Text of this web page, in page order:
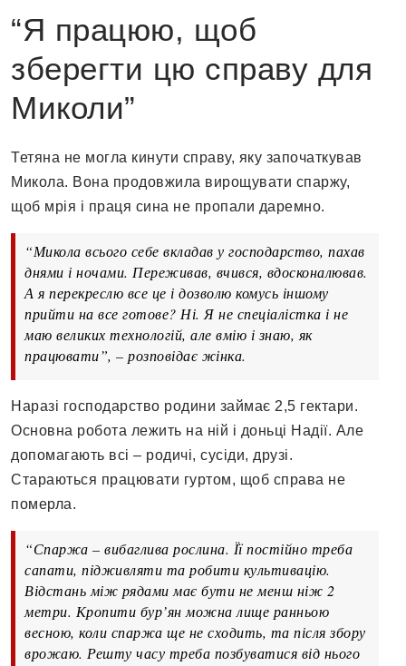
“Я працюю, щоб
зберегти цю справу для
Миколи”
Тетяна не могла кинути справу, яку започаткував
Микола. Вона продовжила вирощувати спаржу,
щоб мрія і праця сина не пропали даремно.
“Микола всього себе вкладав у господарство, пахав
днями і ночами. Переживав, вчився, вдосконалював.
А я перекреслю все це і дозволю комусь іншому
прийти на все готове? Ні. Я не спеціалістка і не
маю великих технологій, але вмію і знаю, як
працювати”, – розповідає жінка.
Наразі господарство родини займає 2,5 гектари.
Основна робота лежить на ній і доньці Надії. Але
допомагають всі – родичі, сусіди, друзі.
Стараються працювати гуртом, щоб справа не
померла.
“Спаржа – вибаглива рослина. Її постійно треба
сапати, підживляти та робити культивацію.
Відстань між рядами має бути не менш ніж 2
метри. Кропити бур’ян можна лище ранньою
весною, коли спаржа ще не сходить, та після збору
врожаю. Решту часу треба позбуватися від нього